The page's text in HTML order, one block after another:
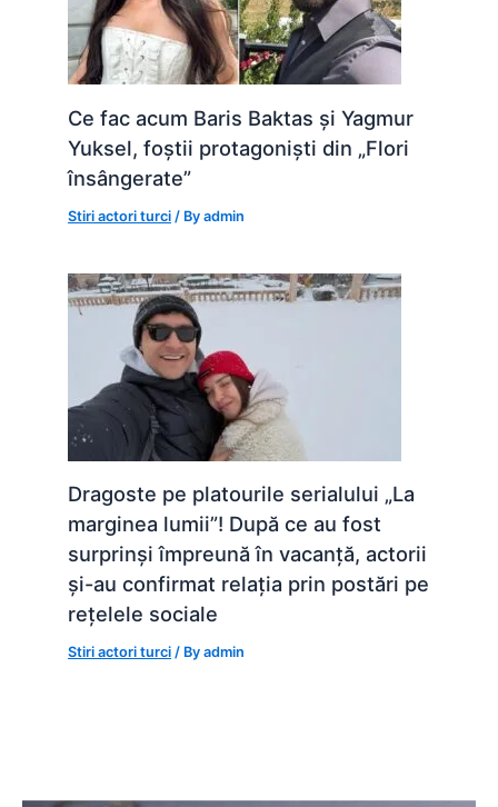
Ce fac acum Baris Baktas și Yagmur
Yuksel, foștii protagoniști din „Flori
însângerate”
Stiri actori turci / Byadmin
Dragoste pe platourile serialului „La
marginea lumii”! După ce au fost
surprinși împreună în vacanță, actorii
și-au confirmat relația prin postări pe
rețelele sociale
Stiri actori turci / Byadmin